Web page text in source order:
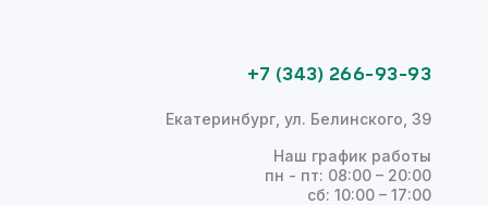
+7 (343) 266-93-93
Екатеринбург, ул. Белинского, 39
Наш график работы
пн - пт: 08:00 – 20:00
сб: 10:00 – 17:00